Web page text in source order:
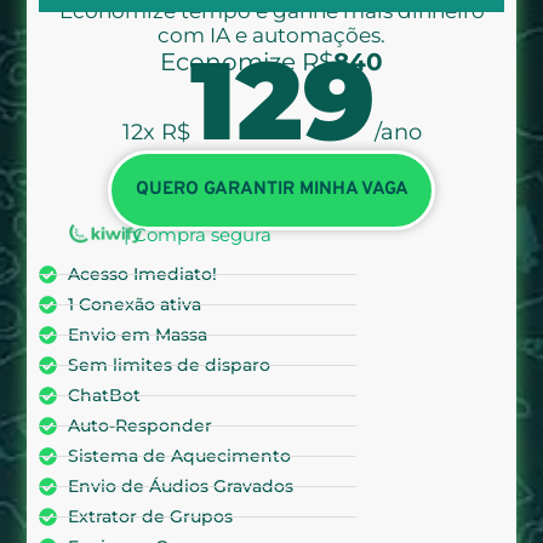
Economize tempo e ganhe mais dinheiro
com IA e automações.
Economize R$840
12x R$129/ano
QUERO GARANTIR MINHA VAGA
| Compra segura
Acesso Imediato!
1 Conexão ativa
Envio em Massa
Sem limites de disparo
ChatBot
Auto-Responder
Sistema de Aquecimento
Envio de Áudios Gravados
Extrator de Grupos